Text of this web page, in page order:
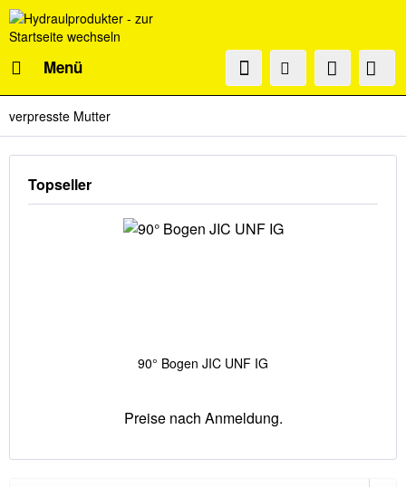
Menü
verpresste Mutter
Topseller
90° Bogen JIC UNF IG
Preise nach Anmeldung.